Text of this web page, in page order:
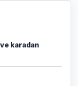
karadan